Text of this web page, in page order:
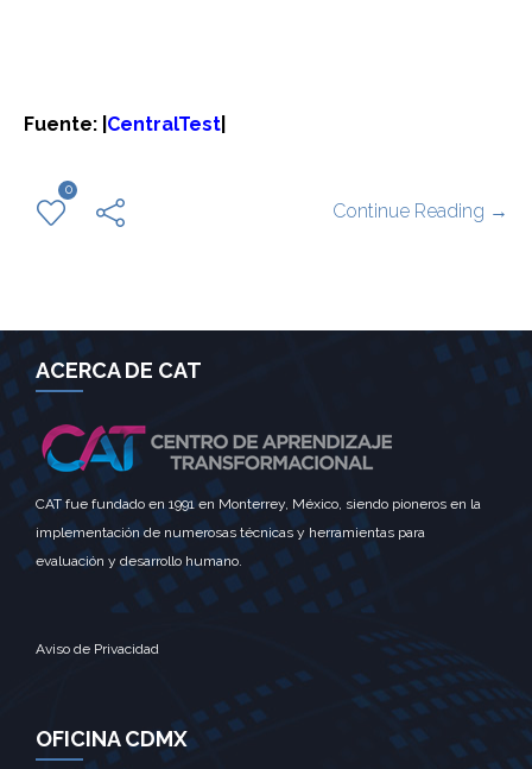
Fuente: | CentralTest
0
Continue Reading →
ACERCA DE CAT
CAT fue fundado en 1991 en Monterrey, México, siendo pioneros en la
implementación de numerosas técnicas y herramientas para
evaluación y desarrollo humano.
Aviso de Privacidad
OFICINA CDMX